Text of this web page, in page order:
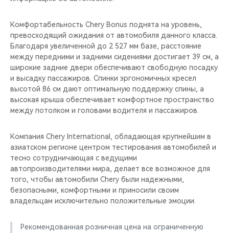
Комфортабельность Chery Bonus поднята на уровень,
превосходящий ожидания от автомобиля данного класса.
Благодаря увеличенной до 2 527 мм базе, расстояние
между передними и задними сидениями достигает 39 см, а
широкие задние двери обеспечивают свободную посадку
и высадку пассажиров. Спинки эргономичных кресел
высотой 86 см дают оптимальную поддержку спины, а
высокая крыша обеспечивает комфортное пространство
между потолком и головами водителя и пассажиров.
Компания Chery International, обладающая крупнейшим в
азиатском регионе центром тестирования автомобилей и
тесно сотрудничающая с ведущими
автопроизводителями мира, делает все возможное для
того, чтобы автомобили Chery были надежными,
безопасными, комфортными и приносили своим
владельцам исключительно положительные эмоции.
Рекомендованная розничная цена на ограниченную